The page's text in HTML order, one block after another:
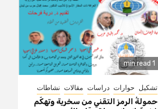
1 min read
تشكيل حوارات دراسات مقالات نشاطات
حمولةُ الرمز التقني من سخرية وتهكّم